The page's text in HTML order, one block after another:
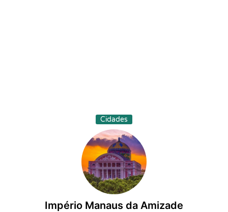
Cidades
Império Manaus da Amizade